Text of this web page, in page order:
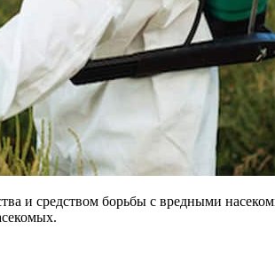
и средством борьбы с вредными